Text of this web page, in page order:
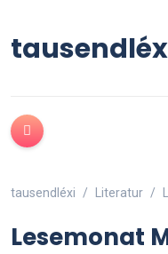
tausendléxi Literatur
Lesemonat